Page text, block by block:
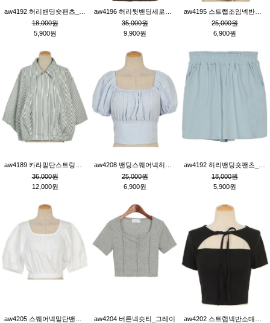
18,000원
5,900원
35,000원
9,900원
25,000원
6,900원
36,000원
12,000원
25,000원
6,900원
18,000원
5,900원
aw4204 버튼넥숏티_그레이